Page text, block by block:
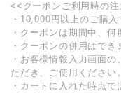
<<クーポンご利用時の
・10,000円以上のご購入
・クーポンは期間中、何
・クーポンの併用はでき
・お客様情報入力画面
ただき、ご使用ください。
・カートに入れた時点